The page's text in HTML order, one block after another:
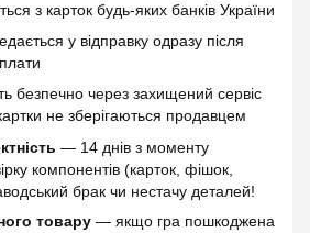
з карток будь-яких банків України
у відправку одразу після
безпечно через захищений сервіс
не зберігаються продавцем
— 14 днів з моменту
компонентів (карток, фішок,
брак чи нестачу деталей!
товару — якщо гра пошкоджена